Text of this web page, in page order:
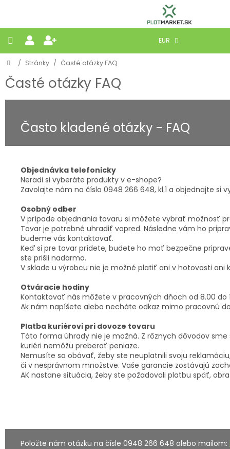
EUR
PLETIVÁ
BRÁNY
MOBILNÉ
PRÍRODNÉ
STRIEŠKY
ČLÁNKY
Kalkulácia
zdarma
Kontakty
Mena
Prihlásenie
Domov
/ Stránky / Časté otázky FAQ
Časté otázky FAQ
Často kladené otázky - FAQ
Objednávka telefonicky
Neradi si vyberáte produkty v e-shope?
Zavolajte nám na číslo 0948 266 648, kl.1 a objednajte si
Osobný odber
V prípade objednania tovaru si môžete vybrať možnosť
Tovar je potrebné uhradiť vopred. Následne vám ho
budeme vás kontaktovať.
Keď si pre tovar prídete, budete ho mať bezpečne
ste prišli nadarmo.
V sklade u výrobcu nie je možné platiť ani v hotovosti ani
Otváracie hodiny
Kontaktovať nás môžete v pracovných dňoch od 8.00 do
Ak nám napíšete alebo necháte odkaz mimo pracovnú
Platba kuriérovi pri dovoze tovaru
Táto forma úhrady nie je možná. Z rôznych dôvodov sme
kuriéri nemôžu preberať peniaze.
Nemusíte sa obávať, žeby ste neuplatnili svoju
či v nesprávnom množstve. Vaše garancie zostávajú
AK nastane situácia, žeby ste požadovali platbu späť,
Položte nám otázku na čísle 0948 266 648 alebo mailom: